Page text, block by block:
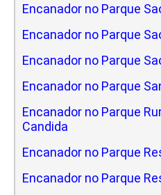
Encanador no Parque
Encanador no Parque
Encanador no Parque
Encanador no Parque
Encanador no Parque
Candida
Encanador no Parque
Encanador no Parque